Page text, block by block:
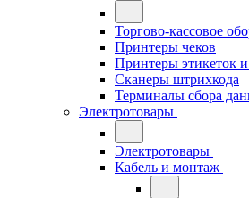
Торгово-кассовое
Принтеры чеков
Принтеры этикеток
Сканеры штрихкода
Терминалы сбора
Электротовары
Электротовары
Кабель и монтаж